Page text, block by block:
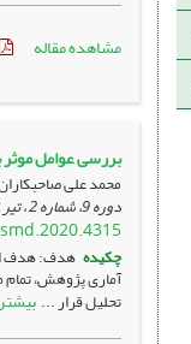
مشاهده مقاله
بررسی عوامل
محمد علی
دوره 9، شماره 2 ، تیر 1399، صفحه
چکیده هدف: هدف
تحلیل قرار ...